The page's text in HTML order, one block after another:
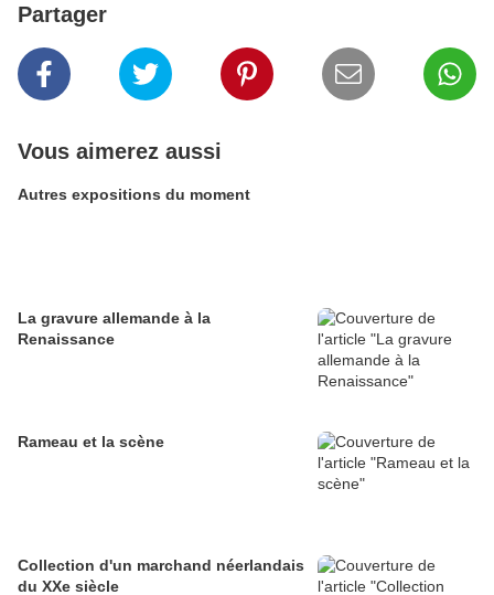
Partager
Vous aimerez aussi
Autres expositions du moment
La gravure allemande à la
Renaissance
Rameau et la scène
Collection d'un marchand néerlandais
du XXe siècle